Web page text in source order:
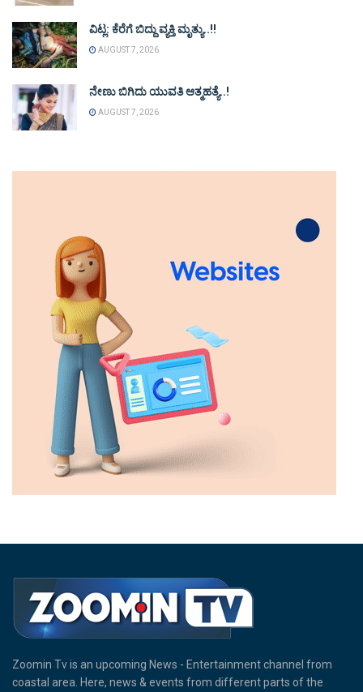
ವಿಟ್ಲ: ಕೆರೆಗೆ ಬಿದ್ದು ವ್ಯಕ್ತಿ ಮೃತ್ಯು..!!
AUGUST 7, 2026
ನೇಣು ಬಿಗಿದು ಯುವತಿ ಆತ್ಮಹತ್ಯೆ..!
AUGUST 7, 2026
Zoomin Tv is an upcoming News - Entertainment channel from
coastal area. Here, news & events from different parts of the